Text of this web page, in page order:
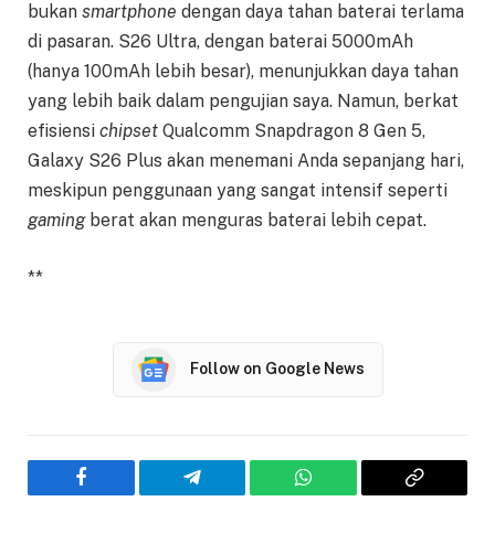
bukan smartphone dengan daya tahan baterai terlama
di pasaran. S26 Ultra, dengan baterai 5000mAh
(hanya 100mAh lebih besar), menunjukkan daya tahan
yang lebih baik dalam pengujian saya. Namun, berkat
efisiensi chipset Qualcomm Snapdragon 8 Gen 5,
Galaxy S26 Plus akan menemani Anda sepanjang hari,
meskipun penggunaan yang sangat intensif seperti
gamingberat akan menguras baterai lebih cepat.
**
Follow on Google News
Facebook Telegram WhatsApp
Copy